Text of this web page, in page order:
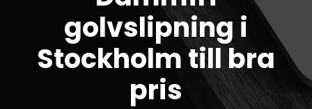
golvslipning i
Stockholm till bra
pris